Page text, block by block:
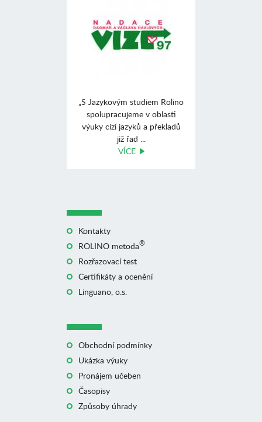
„S Jazykovým studiem Rolino
spolupracujeme v oblasti
výuky cizí jazyků a překladů
již řad ...
VÍCE
Kontakty
ROLINO metoda®
Rozřazovací test
Certifikáty a ocenění
Linguano, o.s.
Obchodní podmínky
Ukázka výuky
Pronájem učeben
Časopisy
Způsoby úhrady